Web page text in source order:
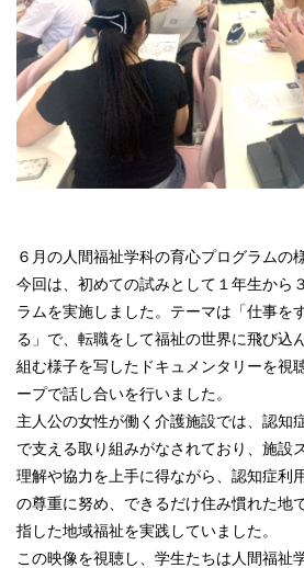
６月の人間福祉学科の育心プログラムの
今回は、初めての試みとして１年生から
ラムを実施しました。テーマは「仕事を
る」で、転職をして福祉の世界に飛び込
組む様子を写したドキュメンタリーを視
ープで話し合いを行いました。
主人公の女性が働く介護施設では、認知
で支える取り組みがなされており、施設
理解や協力を上手に得ながら、認知症利
の尊重に努め、できるだけ住み慣れた地
指した地域福祉を実践していました。
この映像を視聴し、学生たちは人間福祉